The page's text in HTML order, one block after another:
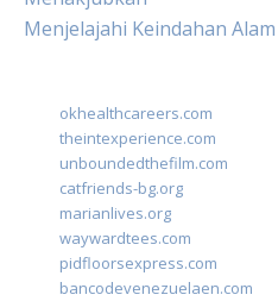
Menjelajahi Keindahan
okhealthcareers.com
theintexperience.com
unboundedthefilm.com
catfriends-bg.org
marianlives.org
waywardtees.com
pidfloorsexpress.com
bancodevenezuelaen.com